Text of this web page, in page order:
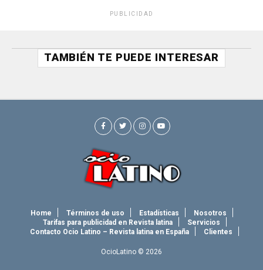
PUBLICIDAD
TAMBIÉN TE PUEDE INTERESAR
Home Términos de uso Estadísticas
Nosotros
Tarifas para publicidad en Revista latina
Servicios
Contacto Ocio Latino – Revista latina en España
Clientes
OcioLatino © 2026